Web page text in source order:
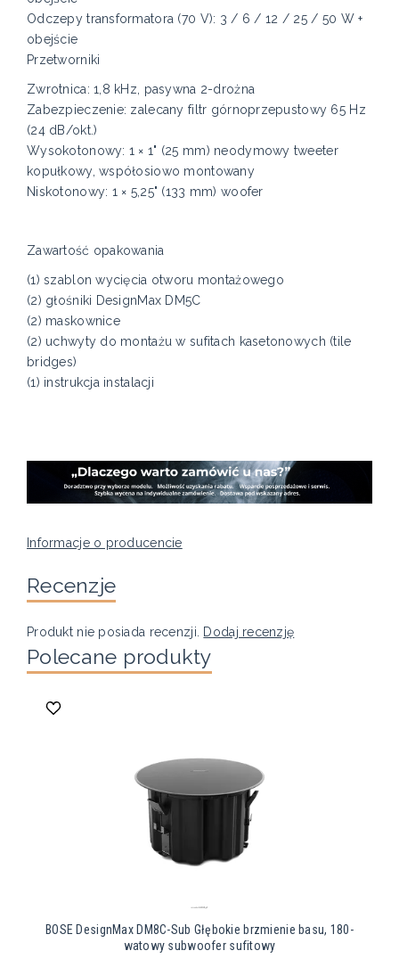
Odczepy transformatora (70 V): 3 / 6 / 12 / 25 / 50 W +
obejście
Przetworniki
Zwrotnica: 1,8 kHz, pasywna 2-drożna
Zabezpieczenie: zalecany filtr górnoprzepustowy 65 Hz
(24 dB/okt.)
Wysokotonowy: 1 × 1" (25 mm) neodymowy tweeter
kopułkowy, współosiowo montowany
Niskotonowy: 1 × 5,25" (133 mm) woofer
Zawartość opakowania
(1) szablon wycięcia otworu montażowego
(2) głośniki DesignMax DM5C
(2) maskownice
(2) uchwyty do montażu w sufitach kasetonowych (tile
bridges)
(1) instrukcja instalacji
Informacje o producencie
Recenzje
Produkt nie posiada recenzji. Dodaj recenzję
Polecane produkty
BOSE DesignMax DM8C-Sub Głębokie brzmienie basu, 180-
watowy subwoofer sufitowy